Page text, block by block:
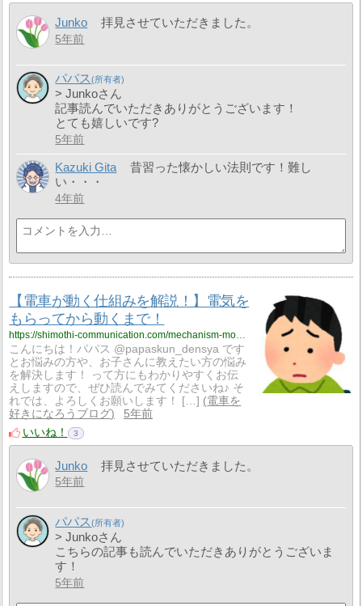
Junko 拝見させていただきました。
5年前
パパス
> Junkoさん
記事読んでいただきありがとうございます！
とても嬉しいです?
5年前
Kazuki Gita
昔習った懐かしい法則です！難し
い・・・
4年前
【電車が動く仕組みを解説！】電気を
もらってから動くまで！
https://shimothi-communication.com/mechanism-movement/
こんにちは！パパス @papaskun_densya です
とお悩みの方や、お子さんに教えたい方の悩み
を解決します！ って方にもわかりやすくお伝
えしますので、ぜひ読んでみてくださいね♪ そ
れでは、よろしくお願いします！ […]
電車を
好きになろうブログ
5年前
いいね！
3
Junko 拝見させていただきました。
5年前
パパス
> Junkoさん
こちらの記事も読んでいただきありがとうございま
す！
5年前